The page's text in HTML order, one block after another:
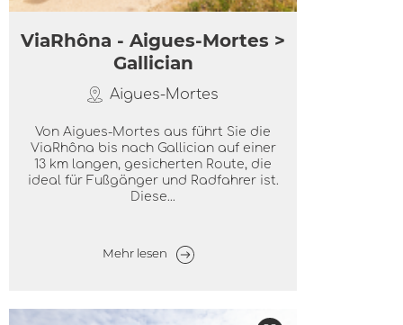
ViaRhôna - Aigues-Mortes >
Gallician
Aigues-Mortes
Von Aigues-Mortes aus führt Sie die
ViaRhôna bis nach Gallician auf einer
13 km langen, gesicherten Route, die
ideal für Fußgänger und Radfahrer ist.
Diese...
Mehr lesen